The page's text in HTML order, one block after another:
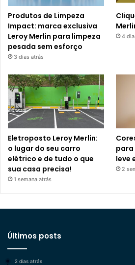
Produtos de Limpeza
Impact: marca exclusiva
Leroy Merlin para limpeza
pesada sem esforço
3 dias atrás
4
Eletroposto Leroy Merlin:
o lugar do seu carro
elétrico e de tudo o que
sua casa precisa!
1 semana atrás
para
leve
2
Últimos posts
2 dias atrás